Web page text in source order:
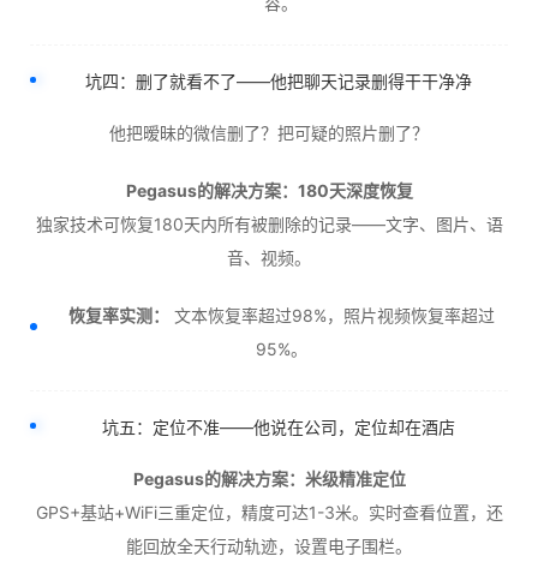
坑四：删了就看不了——他把聊天记录删得干干净净
他把暧昧的微信删了？把可疑的照片删了？
Pegasus的解决方案：180天深度恢复
独家技术可恢复180天内所有被删除的记录——文字、图片、语
音、视频。
恢复率实测：
文本恢复率超过98%，照片视频恢复率超过
95%。
坑五：定位不准——他说在公司，定位却在酒店
Pegasus的解决方案：米级精准定位
GPS+基站+WiFi三重定位，精度可达1-3米。实时查看位置，还
能回放全天行动轨迹，设置电子围栏。